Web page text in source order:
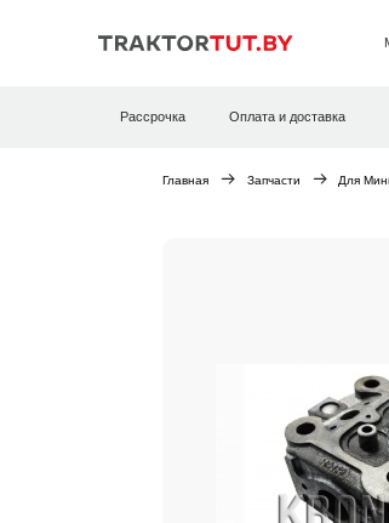
Рассрочка Оплата и доставка
Главная Запчасти Для